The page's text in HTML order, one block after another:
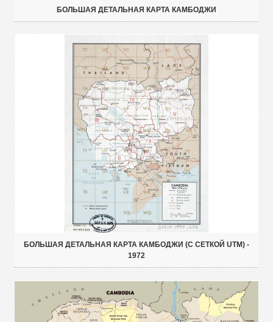
БОЛЬШАЯ ДЕТАЛЬНАЯ КАРТА КАМБОДЖИ
БОЛЬШАЯ ДЕТАЛЬНАЯ КАРТА КАМБОДЖИ (С СЕТКОЙ UTM) -
1972